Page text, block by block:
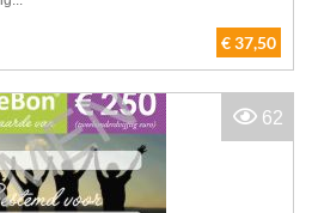
€ 37,50
62